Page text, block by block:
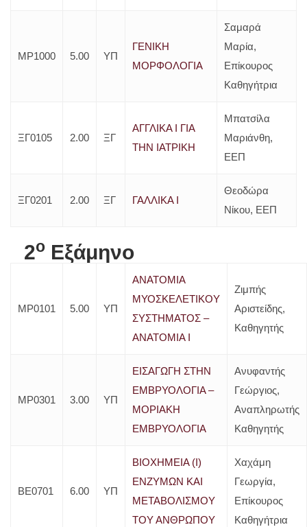
ΜΡ1000 5.00 ΥΠ
ΓΕΝΙΚΗ
ΜΟΡΦΟΛΟΓΙΑ
Σαμαρά
Μαρία,
Επίκουρος
Καθηγήτρια
ΞΓ0105 2.00 ΞΓ
ΑΓΓΛΙΚΑ Ι ΓIA
THN IATΡIKH
Μπατσίλα
Μαριάνθη,
ΕΕΠ
ΞΓ0201 2.00 ΞΓ ΓΑΛΛΙΚΑ Ι
Θεοδώρα
Νίκου, ΕΕΠ
2o Εξάμηνο
ΜΡ0101 5.00 ΥΠ
ΑΝΑΤΟΜΙΑ
MΥΟΣΚΕΛΕΤΙΚΟΥ
ΣΥΣΤΗΜΑΤΟΣ –
ΑΝΑΤΟΜΙΑ Ι
Ζιμπής
Αριστείδης,
Καθηγητής
ΜΡ0301 3.00 ΥΠ
ΕΙΣΑΓΩΓΗ ΣΤΗΝ
ΕΜΒΡΥΟΛΟΓΙΑ –
ΜΟΡΙΑΚΗ
ΕΜΒΡΥΟΛΟΓΙΑ
Ανυφαντής
Γεώργιος,
Αναπληρωτής
Καθηγητής
ΒΕ0701 6.00 ΥΠ
ΒΙΟΧΗΜΕΙΑ (Ι)
ΕΝΖΥΜΩΝ ΚΑΙ
ΜΕΤΑΒΟΛΙΣΜΟΥ
ΤΟΥ ΑΝΘΡΩΠΟΥ
Χαχάμη
Γεωργία,
Επίκουρος
Καθηγήτρια